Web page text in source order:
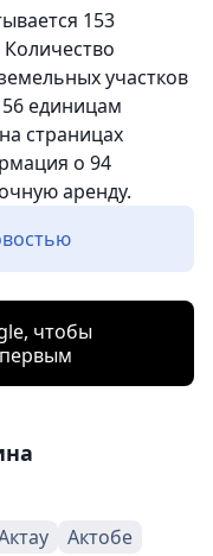
153
участков
единицам
страницах
о 94
аренду.
чтобы
Актобе